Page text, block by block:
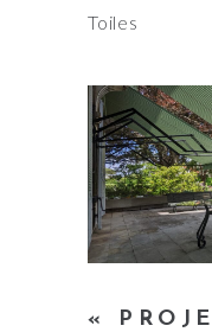
Toiles
«